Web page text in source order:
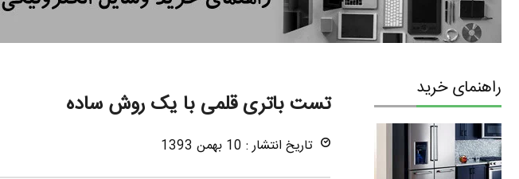
راهنمای خرید
تست باتری قلمی با یک روش ساده
تاریخ انتشار : 10 بهمن 1393